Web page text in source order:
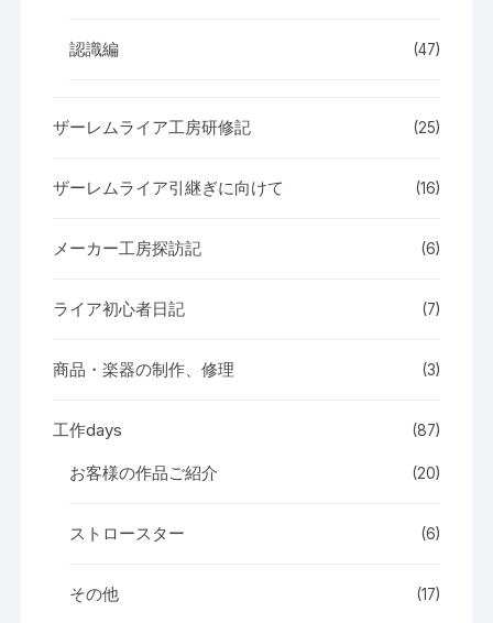
認識編 (47)
ザーレムライア工房研修記 (25)
ザーレムライア引継ぎに向けて (16)
メーカー工房探訪記 (6)
ライア初心者日記 (7)
商品・楽器の制作、修理 (3)
工作days (87)
お客様の作品ご紹介 (20)
ストロースター (6)
その他 (17)